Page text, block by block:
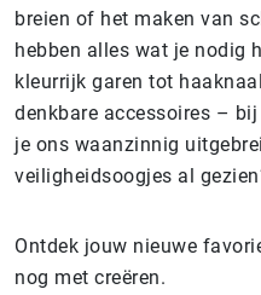
breien of het maken van
hebben alles wat je nodig
kleurrijk garen tot
denkbare accessoires –
je ons waanzinnig
veiligheidsoogjes al
Ontdek jouw nieuwe
nog met creëren.